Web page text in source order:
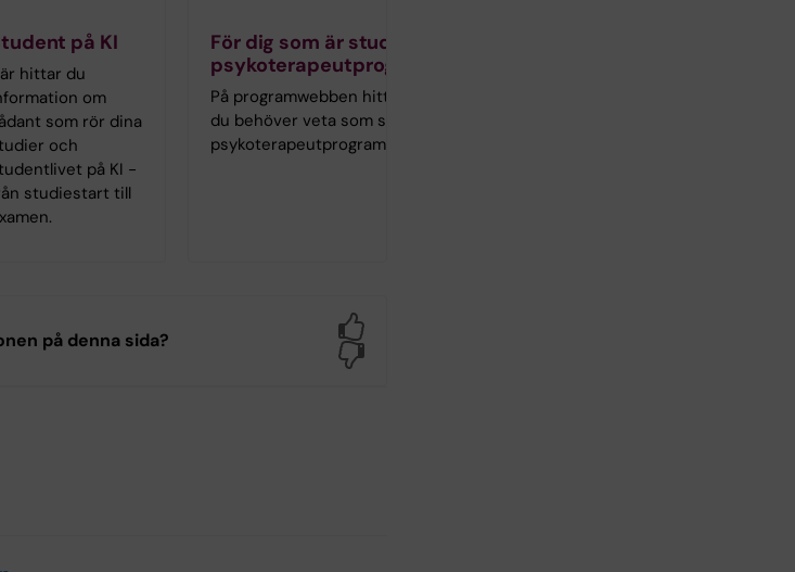
på KI
hittar du
om
som rör dina
och
på KI -
studiestart till
För dig som är student på
psykoterapeutprogrammet
På programwebben hittar du allt
du behöver veta som student på
psykoterapeutprogrammet.
på denna sida?